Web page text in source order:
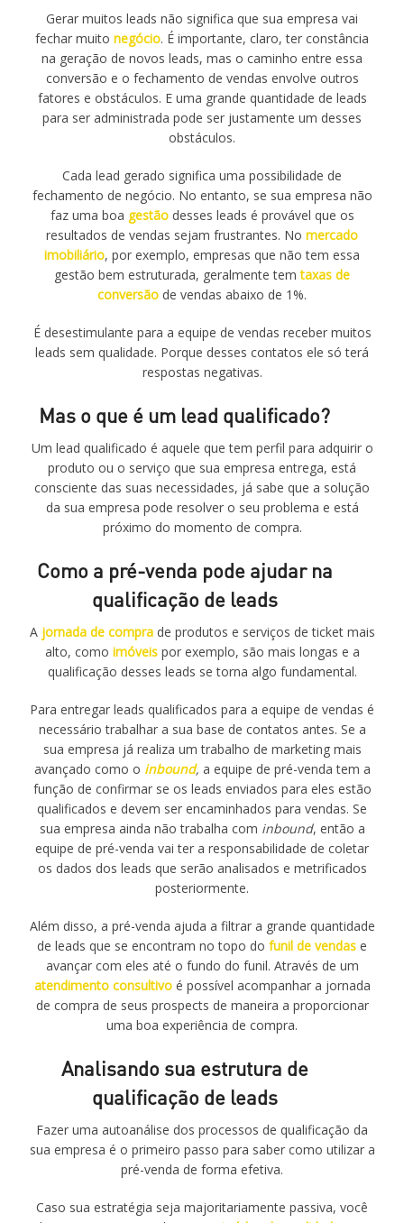
Gerar muitos leads não significa que sua empresa vai
fechar muito negócio. É importante, claro, ter constância
na geração de novos leads, mas o caminho entre essa
conversão e o fechamento de vendas envolve outros
fatores e obstáculos. E uma grande quantidade de leads
para ser administrada pode ser justamente um desses
obstáculos.
Cada lead gerado significa uma possibilidade de
fechamento de negócio. No entanto, se sua empresa não
faz uma boa gestãodesses leads é provável que os
resultados de vendas sejam frustrantes. No mercado
imobiliário, por exemplo, empresas que não tem essa
gestão bem estruturada, geralmente tem taxas de
conversão de vendas abaixo de 1%.
É desestimulante para a equipe de vendas receber muitos
leads sem qualidade. Porque desses contatos ele só terá
respostas negativas.
Mas o que é um lead qualificado?
Um lead qualificado é aquele que tem perfil para adquirir o
produto ou o serviço que sua empresa entrega, está
consciente das suas necessidades, já sabe que a solução
da sua empresa pode resolver o seu problema e está
próximo do momento de compra.
Como a pré-venda pode ajudar na
qualificação de leads
A jornada de comprade produtos e serviços de ticket mais
alto, como imóveispor exemplo, são mais longas e a
qualificação desses leads se torna algo fundamental.
Para entregar leads qualificados para a equipe de vendas é
necessário trabalhar a sua base de contatos antes. Se a
sua empresa já realiza um trabalho de marketing mais
avançado como o inbound, a equipe de pré-venda tem a
função de confirmar se os leads enviados para eles estão
qualificados e devem ser encaminhados para vendas. Se
sua empresa ainda não trabalha com inbound, então a
equipe de pré-venda vai ter a responsabilidade de coletar
os dados dos leads que serão analisados e metrificados
posteriormente.
Além disso, a pré-venda ajuda a filtrar a grande quantidade
de leads que se encontram no topo do funil de vendas e
avançar com eles até o fundo do funil. Através de um
atendimento consultivo é possível acompanhar a jornada
de compra de seus prospects de maneira a proporcionar
uma boa experiência de compra.
Analisando sua estrutura de
qualificação de leads
Fazer uma autoanálise dos processos de qualificação da
sua empresa é o primeiro passo para saber como utilizar a
pré-venda de forma efetiva.
Caso sua estratégia seja majoritariamente passiva, você